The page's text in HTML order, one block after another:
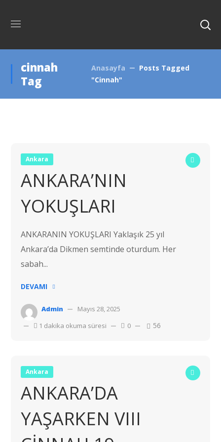
cinnah
Tag
Anasayfa
Posts Tagged
"cinnah"
Ankara
ANKARA’NIN
YOKUŞLARI
ANKARANIN YOKUŞLARI Yaklaşık 25 yıl
Ankara’da Dikmen semtinde oturdum. Her
sabah...
DEVAMI
Admin
Mayıs 28, 2025
1 dakika okuma süresi
0 56
Ankara
ANKARA’DA
YAŞARKEN VIII